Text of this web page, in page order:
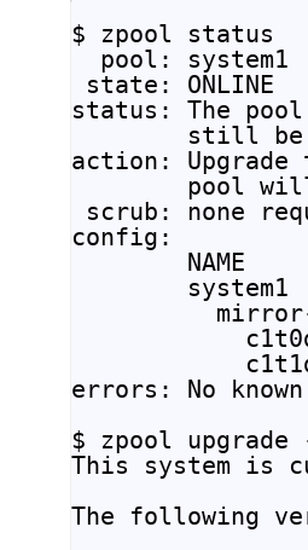
$ zpool status
  pool: system1
state: ONLINE
status: The
still
action:
pool
scrub: none
config:
NAME
system1
errors: No
$ zpool upgrade
This system is
The following